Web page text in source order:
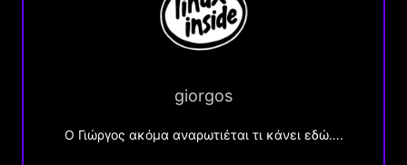
giorgos
Ο Γιώργος ακόμα αναρωτιέται τι κάνει εδώ….